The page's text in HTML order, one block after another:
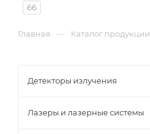
66
Главная — Каталог продукции
Детекторы излучения
Лазеры и лазерные системы